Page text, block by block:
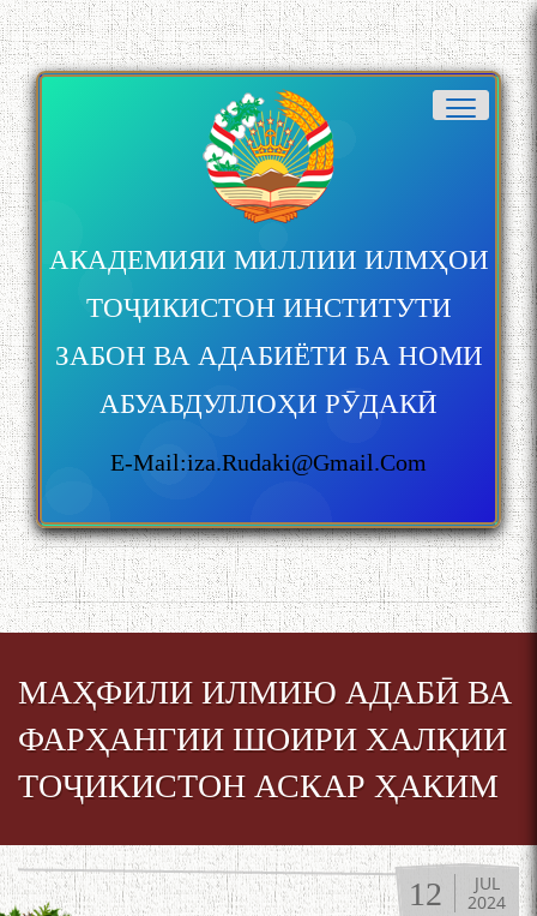
АКАДЕМИЯИ МИЛЛИИ ИЛМҲОИ
ТОҶИКИСТОН ИНСТИТУТИ
ЗАБОН ВА АДАБИЁТИ БА НОМИ
АБУАБДУЛЛОҲИ РӮДАКӢ
E-Mail:iza.rudaki@gmail.com
МАҲФИЛИ ИЛМИЮ АДАБӢ ВА
ФАРҲАНГИИ ШОИРИ ХАЛҚИИ
ТОҶИКИСТОН АСКАР ҲАКИМ
12
JUL
2024